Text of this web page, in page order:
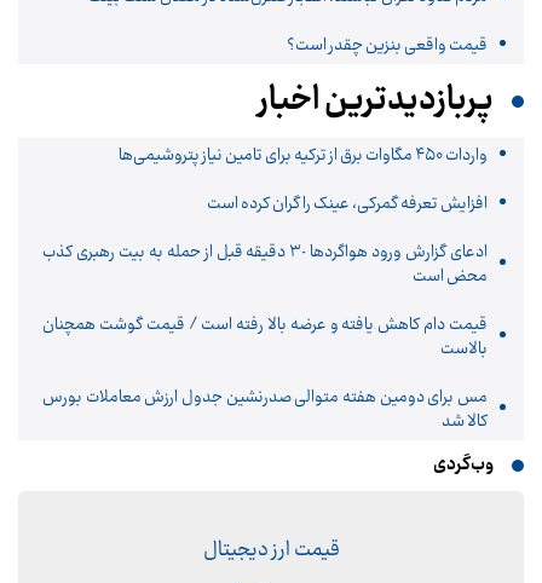
قیمت واقعی بنزین چقدر است؟
پربازدیدترین اخبار
واردات ۴۵۰ مگاوات برق از ترکیه برای تامین نیاز پتروشیمی‌ها
افزایش تعرفه گمرکی، عینک را گران کرده است
ادعای گزارش ورود هواگردها ٣٠ دقیقه قبل از حمله به بیت رهبری کذب
محض است
قیمت دام کاهش یافته و عرضه بالا رفته است / قیمت گوشت همچنان
بالاست
مس برای دومین هفته متوالی صدرنشین جدول ارزش معاملات بورس
کالا شد
وب‌گردی
قیمت ارز دیجیتال